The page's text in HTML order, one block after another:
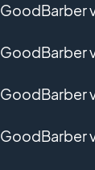
GoodBarber
GoodBarber
GoodBarber
GoodBarber